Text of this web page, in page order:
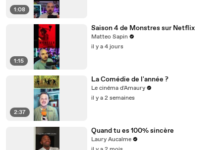
1:08
1:15
Saison 4 de Monstres sur Netflix
Matteo Sapin
il y a 4 jours
2:37
La Comédie de l'année ?
Le cinéma d'Amaury
il y a 2 semaines
Quand tu es 100% sincère
Laury Aucalme